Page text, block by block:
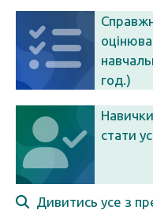
год.)
стати
Дивитись усе з